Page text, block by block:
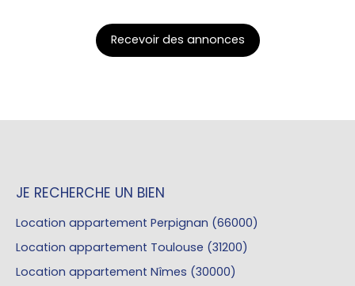
Recevoir des annonces
JE RECHERCHE UN BIEN
Location appartement Perpignan (66000)
Location appartement Toulouse (31200)
Location appartement Nîmes (30000)